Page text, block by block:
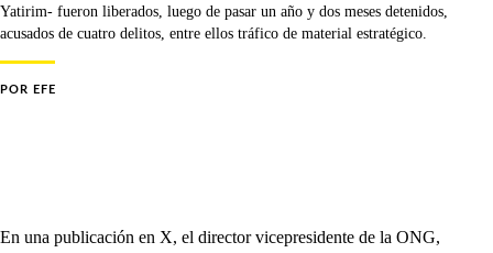
Yatirim- fueron liberados, luego de pasar un año y dos meses detenidos,
acusados de cuatro delitos, entre ellos tráfico de material estratégico.
POR EFE
En una publicación en X, el director vicepresidente de la ONG,